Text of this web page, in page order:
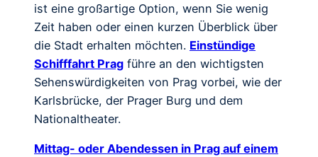
ist eine großartige Option, wenn Sie wenig
Zeit haben oder einen kurzen Überblick über
die Stadt erhalten möchten. Einstündige
Schifffahrt Prag führe an den wichtigsten
Sehenswürdigkeiten von Prag vorbei, wie der
Karlsbrücke, der Prager Burg und dem
Nationaltheater.
Mittag- oder Abendessen in Prag auf einem